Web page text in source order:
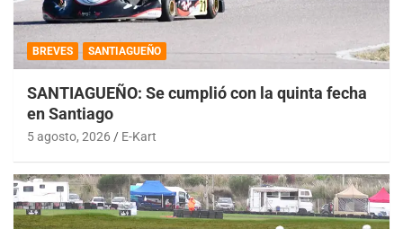
BREVES SANTIAGUEÑO
SANTIAGUEÑO: Se cumplió con la quinta fecha
en Santiago
5 agosto, 2026 E-Kart